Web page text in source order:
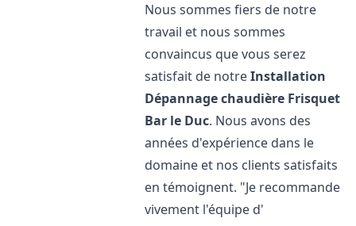
Nous sommes fiers de notre
travail et nous sommes
convaincus que vous serez
satisfait de notreInstallation
Dépannage chaudière Frisquet
Bar le Duc. Nous avons des
années d'expérience dans le
domaine et nos clients satisfaits
en témoignent. "Je recommande
vivement l'équipe d'